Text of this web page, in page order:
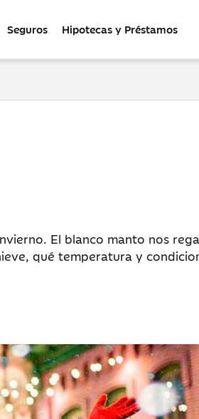
Seguros Hipotecas y Préstamos
El blanco manto nos
qué temperatura y